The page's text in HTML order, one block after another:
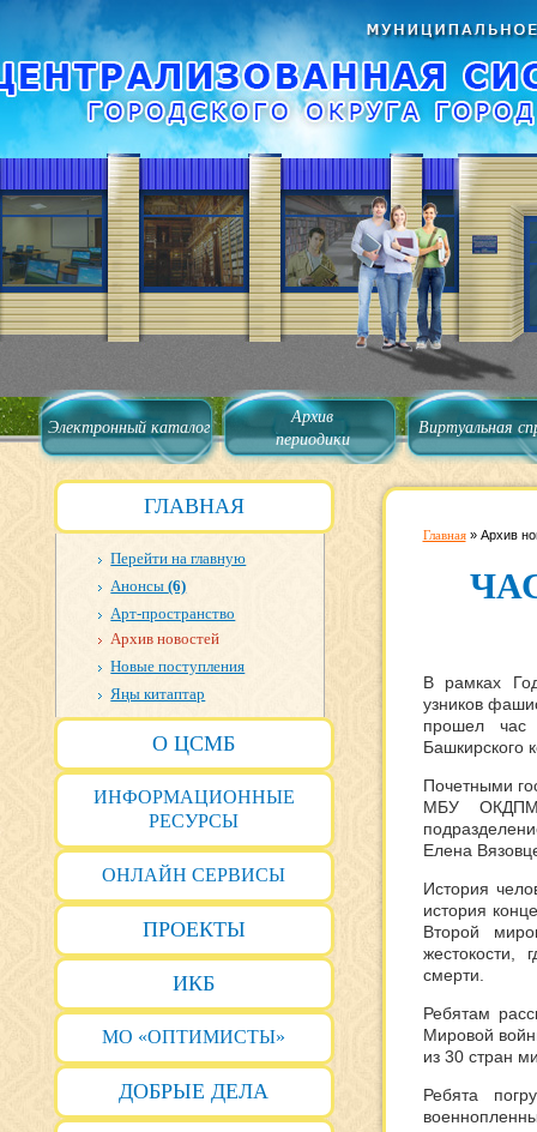
Электронный каталог
Архив
периодики
Виртуальная
ГЛАВНАЯ
Перейти на главную
Анонсы(6)
Арт-пространство
Архив новостей
Новые поступления
Яңы китаптар
О ЦСМБ
ИНФОРМАЦИОННЫЕ
РЕСУРСЫ
ОНЛАЙН СЕРВИСЫ
ПРОЕКТЫ
ИКБ
МО «ОПТИМИСТЫ»
ДОБРЫЕ ДЕЛА
Главная» Архив
В рамках
узников
прошел час
Башкирского
Почетными
МБУ ОКДПМ
Елена
История
история
Второй
жестокости,
смерти.
Ребятам
Мировой
из 30 стран
Ребята